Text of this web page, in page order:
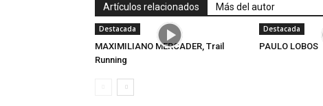
Artículos relacionados Más del autor
Destacada
MAXIMILIANO MERCADER, Trail
Running
Destacada
PAULO LOBOS